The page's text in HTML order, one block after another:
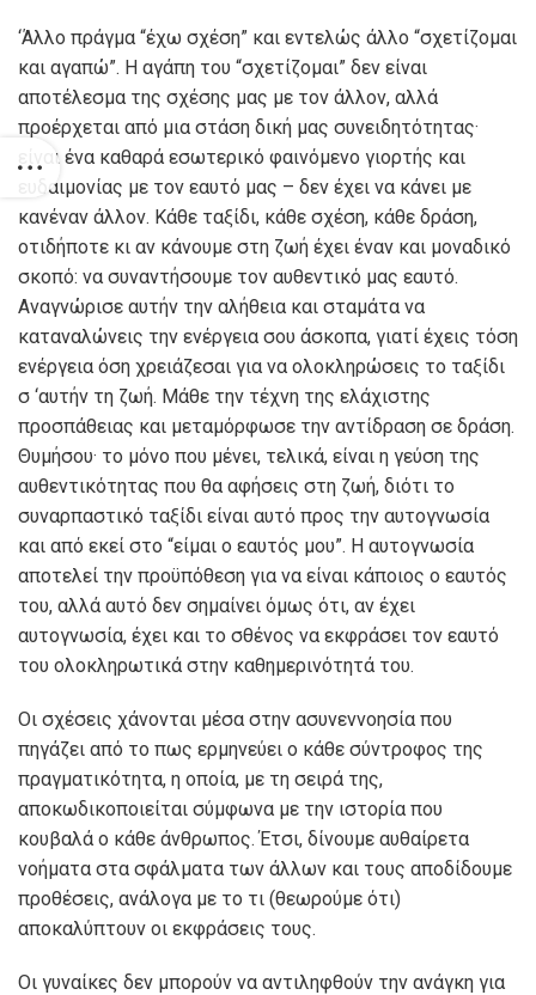
‘Άλλο πράγμα “έχω σχέση” και εντελώς άλλο “σχετίζομαι
και αγαπώ”. Η αγάπη του “σχετίζομαι” δεν είναι
αποτέλεσμα της σχέσης μας με τον άλλον, αλλά
προέρχεται από μια στάση δική μας συνειδητότητας·
είναι ένα καθαρά εσωτερικό φαινόμενο γιορτής και
ευδαιμονίας με τον εαυτό μας – δεν έχει να κάνει με
κανέναν άλλον. Κάθε ταξίδι, κάθε σχέση, κάθε δράση,
οτιδήποτε κι αν κάνουμε στη ζωή έχει έναν και μοναδικό
σκοπό: να συναντήσουμε τον αυθεντικό μας εαυτό.
Αναγνώρισε αυτήν την αλήθεια και σταμάτα να
καταναλώνεις την ενέργεια σου άσκοπα, γιατί έχεις τόση
ενέργεια όση χρειάζεσαι για να ολοκληρώσεις το ταξίδι
σ ‘αυτήν τη ζωή. Μάθε την τέχνη της ελάχιστης
προσπάθειας και μεταμόρφωσε την αντίδραση σε δράση.
Θυμήσου· το μόνο που μένει, τελικά, είναι η γεύση της
αυθεντικότητας που θα αφήσεις στη ζωή, διότι το
συναρπαστικό ταξίδι είναι αυτό προς την αυτογνωσία
και από εκεί στο “είμαι ο εαυτός μου”. Η αυτογνωσία
αποτελεί την προϋπόθεση για να είναι κάποιος ο εαυτός
του, αλλά αυτό δεν σημαίνει όμως ότι, αν έχει
αυτογνωσία, έχει και το σθένος να εκφράσει τον εαυτό
του ολοκληρωτικά στην καθημερινότητά του.
Οι σχέσεις χάνονται μέσα στην ασυνεννοησία που
πηγάζει από το πως ερμηνεύει ο κάθε σύντροφος της
πραγματικότητα, η οποία, με τη σειρά της,
αποκωδικοποιείται σύμφωνα με την ιστορία που
κουβαλά ο κάθε άνθρωπος. Έτσι, δίνουμε αυθαίρετα
νοήματα στα σφάλματα των άλλων και τους αποδίδουμε
προθέσεις, ανάλογα με το τι (θεωρούμε ότι)
αποκαλύπτουν οι εκφράσεις τους.
Οι γυναίκες δεν μπορούν να αντιληφθούν την ανάγκη για